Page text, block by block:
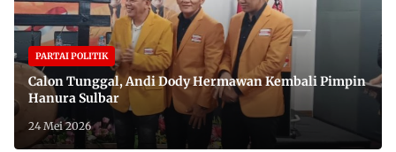
PARTAI POLITIK
Calon Tunggal, Andi Dody Hermawan Kembali Pimpin
Hanura Sulbar
24 Mei 2026